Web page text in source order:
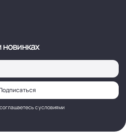
новинках
с условиями